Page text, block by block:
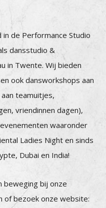
de Performance Studio
dansstudio &
in Twente. Wij bieden
ook dansworkshops aan
teamuitjes,
vriendinnen dagen),
waaronder
Ladies Night en sinds
Dubai en India!
beweging bij onze
of bezoek onze website: